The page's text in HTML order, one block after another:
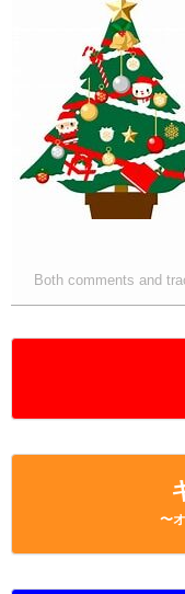
〜
b
o
o
k
er
Both comments and